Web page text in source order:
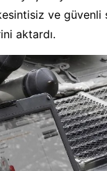
ve güvenli
aktardı.